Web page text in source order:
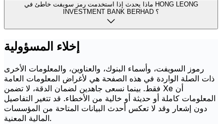
ماذا يحدث إذا استخدمت رمز سويفت خاطئ في HONG LEONG
INVESTMENT BANK BERHAD ؟
إخلاء المسؤولية
رموز السويفت، وأسماء البنوك، والعناوين، والمعلومات الأخرى
ذات الصلة الواردة في هذه الصفحة هي لأغراض المعلومات العامة
فقط. بينما نسعى جاهدين لضمان الدقة، لا تضمن Xe أن
المعلومات كاملة أو حديثة أو خالية من الأخطاء. قد تتغير التفاصيل
دون إشعار وقد لا تعكس أحدث البيانات المتاحة من المؤسسات
المالية المعنية.